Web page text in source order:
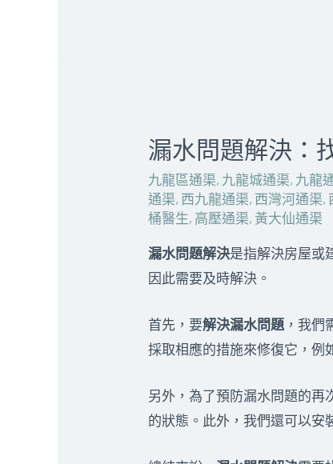
漏水問題解決：
九龍區通渠, 九龍城通渠, 九龍
通渠, 西九龍通渠, 西灣河通渠,
桶醫生, 高壓通渠, 黃大仙通渠
漏水問題解決是指解決房屋或
因此需要及時解決。
首先，要解決漏水問題 ，我
採取相應的措施來修復它，例
另外，為了預防漏水問題的再
的狀態。此外，我們還可以安